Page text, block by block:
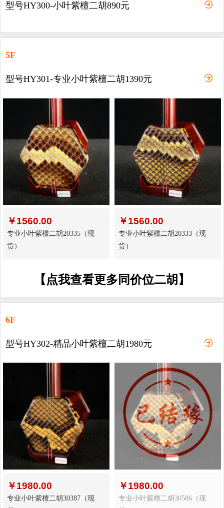
型号HY300-小叶紫檀二胡890元
5F
型号HY301-专业小叶紫檀二胡1390元
￥1560.00
专业小叶紫檀二胡20335（现
货）
￥1560.00
专业小叶紫檀二胡20333（现
货）
【点我查看更多同价位二胡】
6F
型号HY302-精品小叶紫檀二胡1980元
￥1980.00
专业小叶紫檀二胡30387（现
￥1980.00
专业小叶紫檀二胡30586（现